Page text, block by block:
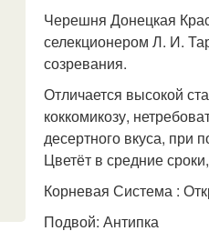
Черешня Донецкая
селекционером Л. И.
созревания.
Отличается высокой
коккомикозу,
десертного вкуса, при
Цветёт в средние
Корневая Система :
Подвой: Антипка